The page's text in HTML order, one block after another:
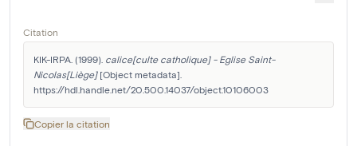
Citation
KIK-IRPA. (1999). calice[culte catholique] - Eglise Saint-
Nicolas[Liège] [Object metadata].
https://hdl.handle.net/20.500.14037/object.10106003
Copier la citation